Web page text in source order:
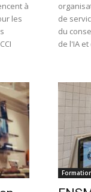
à
les
de
du
de l'IA